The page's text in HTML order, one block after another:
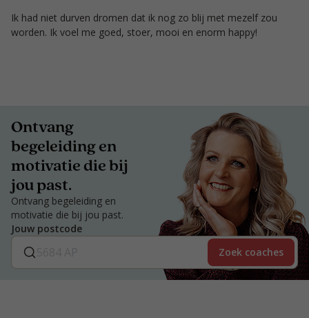
Ik had niet durven dromen dat ik nog zo blij met mezelf zou
worden. Ik voel me goed, stoer, mooi en enorm happy!
Ontvang
begeleiding en
motivatie die bij
jou past.
Ontvang begeleiding en
motivatie die bij jou past.
Jouw postcode
Zoek coaches